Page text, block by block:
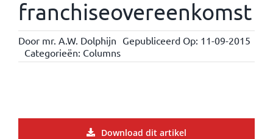
franchiseovereenkomst
Door mr. A.W. Dolphijn Gepubliceerd Op: 11-09-2015
Categorieën: Columns
Download dit artikel